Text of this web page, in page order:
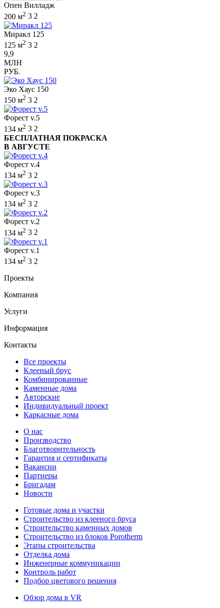
Опен Вилладж
200 м2 3 2
Миракл 125
125 м2 3 2
9,9
МЛН
РУБ.
Эко Хаус 150
150 м2 3 2
Форест v.5
134 м2 3 2
БЕСПЛАТНАЯ ПОКРАСКА
В АВГУСТЕ
Форест v.4
134 м2 3 2
Форест v.3
134 м2 3 2
Форест v.2
134 м2 3 2
Форест v.1
134 м2 3 2
Проекты
Компания
Услуги
Информация
Контакты
Все проекты
Клееный брус
Комбинированные
Каменные дома
Авторские
Индивидуальный проект
Каркасные дома
О нас
Производство
Благотворительность
Гарантия и сертификаты
Вакансии
Партнеры
Бригадам
Новости
Готовые дома и участки
Строительство из клееного бруса
Строительство каменных домов
Строительство из блоков Porotherm
Этапы строительства
Отделка дома
Инженерные коммуникации
Контроль работ
Подбор цветового решения
Обзор дома в VR